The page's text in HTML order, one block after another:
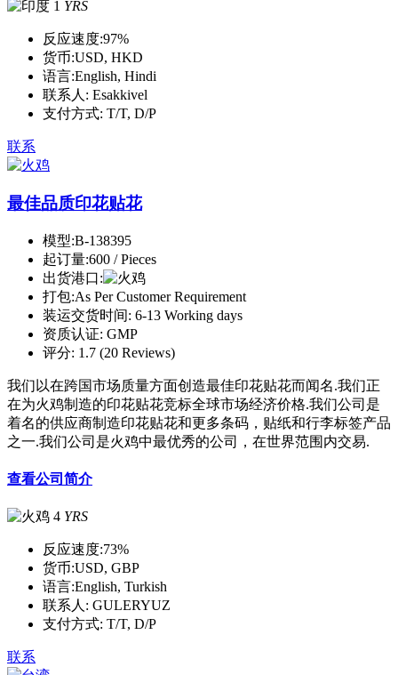
1 YRS
反应速度:97%
货币:USD, HKD
语言:English, Hindi
联系人: Esakkivel
支付方式: T/T, D/P
联系
最佳品质印花贴花
模型:B-138395
起订量:600 / Pieces
出货港口:
打包:As Per Customer Requirement
装运交货时间: 6-13 Working days
资质认证: GMP
评分: 1.7 (20 Reviews)
我们以在跨国市场质量方面创造最佳印花贴花而闻名.我们正
在为火鸡制造的印花贴花竞标全球市场经济价格.我们公司是
着名的供应商制造印花贴花和更多条码，贴纸和行李标签产品
之一.我们公司是火鸡中最优秀的公司，在世界范围内交易.
查看公司简介
4 YRS
反应速度:73%
货币:USD, GBP
语言:English, Turkish
联系人: GULERYUZ
支付方式: T/T, D/P
联系